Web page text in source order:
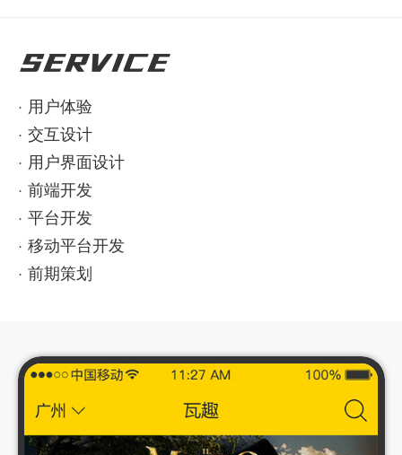
SERVICE
· 用户体验
· 交互设计
· 用户界面设计
· 前端开发
· 平台开发
· 移动平台开发
· 前期策划